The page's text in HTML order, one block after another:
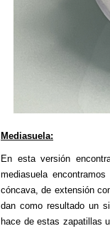
Mediasuela:
En esta versión
mediasuela
cóncava, de extensión
dan como resultado un
hace de estas zapatillas